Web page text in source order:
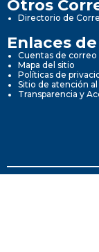
Otros
Directorio de
Enlaces
Cuentas de correo
Mapa del sitio
Políticas de
Sitio de atención
Transparencia y